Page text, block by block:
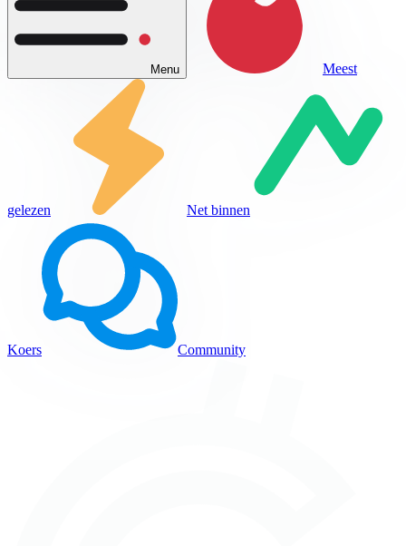
Menu Meest
gelezen Net binnen
Koers Community